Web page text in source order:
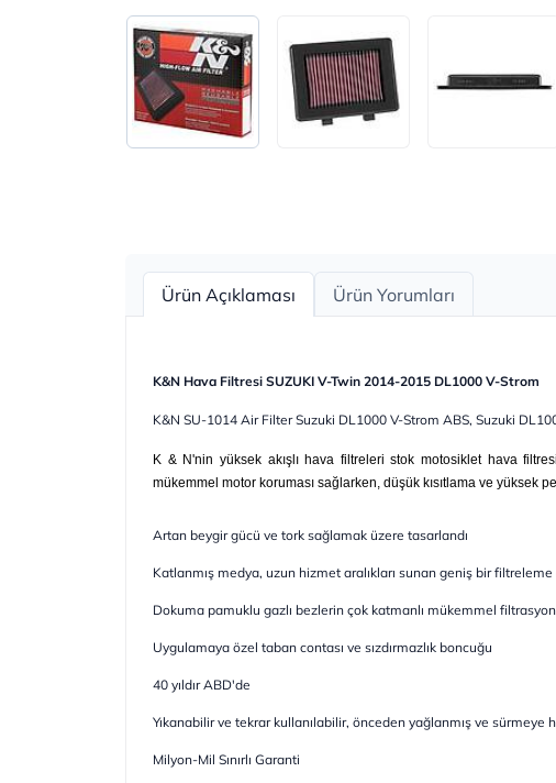
Ürün Açıklaması Ürün Yorumları
K&N Hava Filtresi SUZUKI V-Twin 2014-2015 DL1000 V-Strom
K&N SU-1014 Air Filter Suzuki DL1000 V-Strom ABS, Suzuki
K & N'nin yüksek akışlı hava filtreleri stok motosiklet hava
mükemmel motor koruması sağlarken, düşük kısıtlama ve yüksek
Artan beygir gücü ve tork sağlamak üzere tasarlandı
Katlanmış medya, uzun hizmet aralıkları sunan geniş bir filtreleme
Dokuma pamuklu gazlı bezlerin çok katmanlı mükemmel
Uygulamaya özel taban contası ve sızdırmazlık boncuğu
40 yıldır ABD'de
Yıkanabilir ve tekrar kullanılabilir, önceden yağlanmış ve sürmeye
Milyon-Mil Sınırlı Garanti